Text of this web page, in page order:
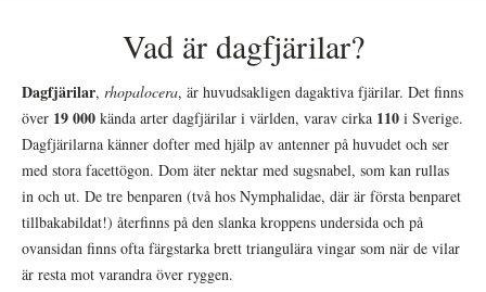
Vad är dagfjärilar?
Dagfjärilar, rhopalocera, är huvudsakligen dagaktiva fjärilar. Det finns
över 19 000 kända arter dagfjärilar i världen, varav cirka 110 i Sverige.
Dagfjärilarna känner dofter med hjälp av antenner på huvudet och ser
med stora facettögon. Dom äter nektar med sugsnabel, som kan rullas
in och ut. De tre benparen (två hos Nymphalidae, där är första benparet
tillbakabildat!) återfinns på den slanka kroppens undersida och på
ovansidan finns ofta färgstarka brett triangulära vingar som när de vilar
är resta mot varandra över ryggen.